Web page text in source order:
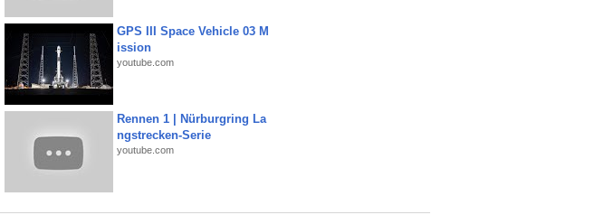
GPS III Space Vehicle 03 M
ission
youtube.com
Rennen 1 | Nürburgring La
ngstrecken-Serie
youtube.com